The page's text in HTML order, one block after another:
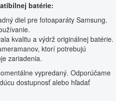
batérie:
diel pre fotoaparáty Samsung.
kvalitu a výdrž originálnej batérie.
ktorí potrebujú
zariadenia.
vypredaný. Odporúčame
dostupnosť alebo hľadať